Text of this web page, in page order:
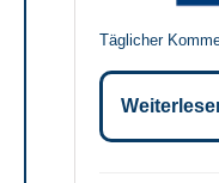
Täglicher